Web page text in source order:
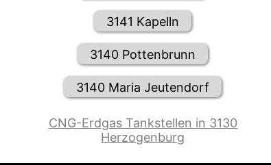
3141 Kapelln
3140 Pottenbrunn
3140 Maria Jeutendorf
CNG-Erdgas Tankstellen in 3130
Herzogenburg